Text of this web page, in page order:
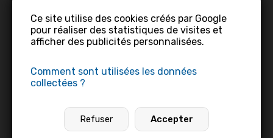
Entrepreneur proptech
47 ans •Montreuil, 93100 Montreuil, France
Ce site utilise des cookies créés par Google
pour réaliser des statistiques de visites et
afficher des publicités personnalisées.
Comment sont utilisées les données
collectées ?
Refuser Accepter